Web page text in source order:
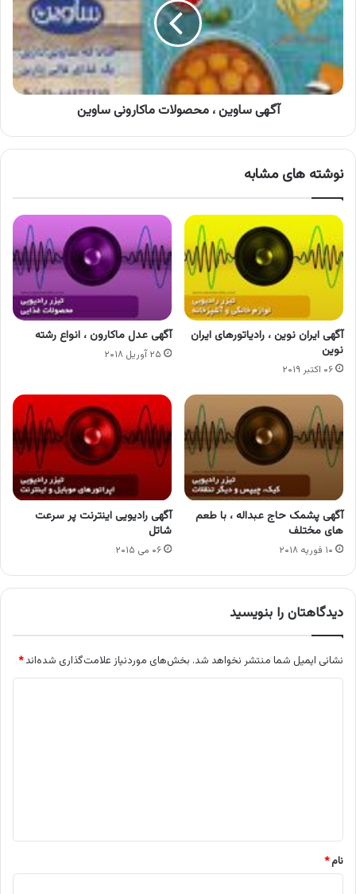
محصولات
ماکارونی
ساوین
آگهی ساوین ، محصولات ماکارونی ساوین
نوشته های مشابه
آگهی ایران نوین ، رادیاتورهای ایران
نوین
۰۶ اکتبر ۲۰۱۹
آگهی عدل ماکارون ، انواع رشته
۲۵ آوریل ۲۰۱۸
آگهی پشمک حاج عبداله ، با طعم
های مختلف
۱۰ فوریه ۲۰۱۸
آگهی رادیویی اینترنت پر سرعت
شاتل
۰۶ می ۲۰۱۵
دیدگاهتان را بنویسید
نشانی ایمیل شما منتشر نخواهد شد. بخش‌های موردنیاز علامت‌گذاری شده‌اند*
نام*